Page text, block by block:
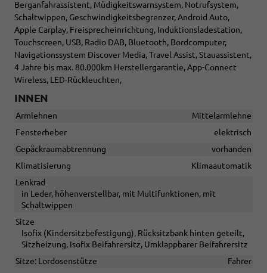
Berganfahrassistent, Müdigkeitswarnsystem, Notrufsystem,
Schaltwippen, Geschwindigkeitsbegrenzer, Android Auto,
Apple Carplay, Freisprecheinrichtung, Induktionsladestation,
Touchscreen, USB, Radio DAB, Bluetooth, Bordcomputer,
Navigationssystem Discover Media, Travel Assist, Stauassistent,
4 Jahre bis max. 80.000km Herstellergarantie, App-Connect
Wireless, LED-Rückleuchten,
INNEN
Armlehnen
Mittelarmlehne
Fensterheber
elektrisch
Gepäckraumabtrennung
vorhanden
Klimatisierung
Klimaautomatik
Lenkrad
in Leder, höhenverstellbar, mit Multifunktionen, mit
Schaltwippen
Sitze
Isofix (Kindersitzbefestigung), Rücksitzbank hinten geteilt,
Sitzheizung, Isofix Beifahrersitz, Umklappbarer Beifahrersitz
Sitze: Lordosenstütze
Fahrer